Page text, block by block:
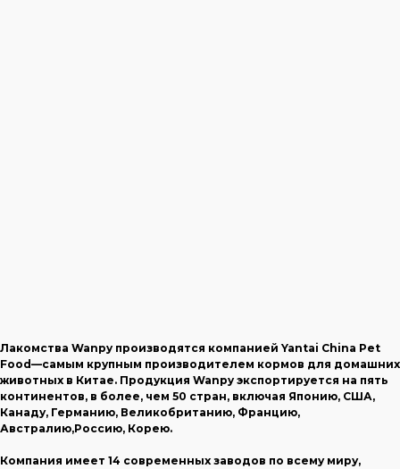
Лакомства Wanpy производятся компанией Yantai China Pet
Food—самым крупным производителем кормов для домашних
животных в Китае. Продукция Wanpy экспортируется на пять
континентов, в более, чем 50 стран, включая Японию, США,
Канаду, Германию, Великобританию, Францию,
Австралию,Россию, Корею.
Компания имеет 14 современных заводов по всему миру,